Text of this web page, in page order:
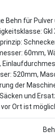
Behn für
Gkl
60mm,
520mm,
der
und
Ort ist